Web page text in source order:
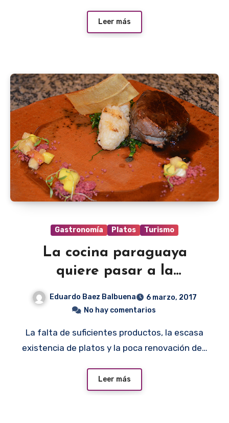
Leer más
Gastronomía Platos Turismo
La cocina paraguaya
quiere pasar a la
Eduardo Baez Balbuena
6 marzo, 2017
No hay comentarios
La falta de suficientes productos, la escasa
existencia de platos y la poca renovación de…
Leer más